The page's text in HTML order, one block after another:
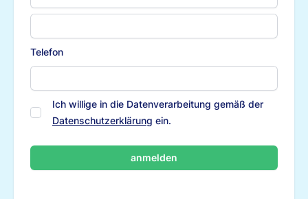
Telefon
Ich willige in die Datenverarbeitung gemäß der
Datenschutzerklärung ein.